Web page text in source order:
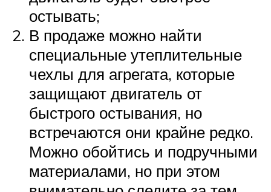
остывать;
В продаже можно найти
специальные утеплительные
чехлы для агрегата, которые
защищают двигатель от
быстрого остывания, но
встречаются они крайне редко.
Можно обойтись и подручными
материалами, но при этом